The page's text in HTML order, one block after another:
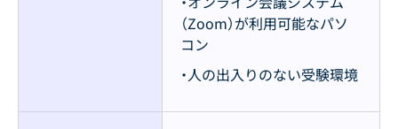
（Zoom）が利用可能なパソ
コン
・人の出入りのない受験環境